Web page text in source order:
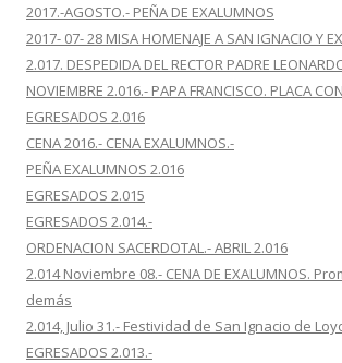
2017.-AGOSTO.- PEÑA DE EXALUMNOS
2017- 07- 28 MISA HOMENAJE A SAN IGNACIO Y
2.017. DESPEDIDA DEL RECTOR PADRE
NOVIEMBRE 2.016.- PAPA FRANCISCO. PLACA
EGRESADOS 2.016
CENA 2016.- CENA EXALUMNOS.-
PEÑA EXALUMNOS 2.016
EGRESADOS 2.015
EGRESADOS 2.014.-
ORDENACION SACERDOTAL.- ABRIL 2.016
2.014 Noviembre 08.- CENA DE EXALUMNOS.
demás
2.014, Julio 31.- Festividad de San Ignacio de
EGRESADOS 2.013.-